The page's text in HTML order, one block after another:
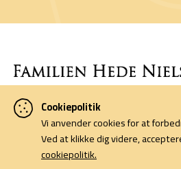
Denne side er finansieret af Familien
af foreningen Horsens Billeders Venner.
Cookiepolitik
Cookiepolitik
Vi anvender cookies for at
Ved at klikke dig videre,
cookiepolitik.